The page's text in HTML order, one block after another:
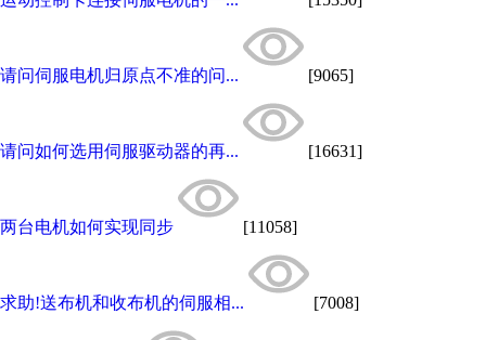
请问伺服电机归原点不准的问... [9065]
请问如何选用伺服驱动器的再... [16631]
两台电机如何实现同步 [11058]
求助!送布机和收布机的伺服相... [7008]